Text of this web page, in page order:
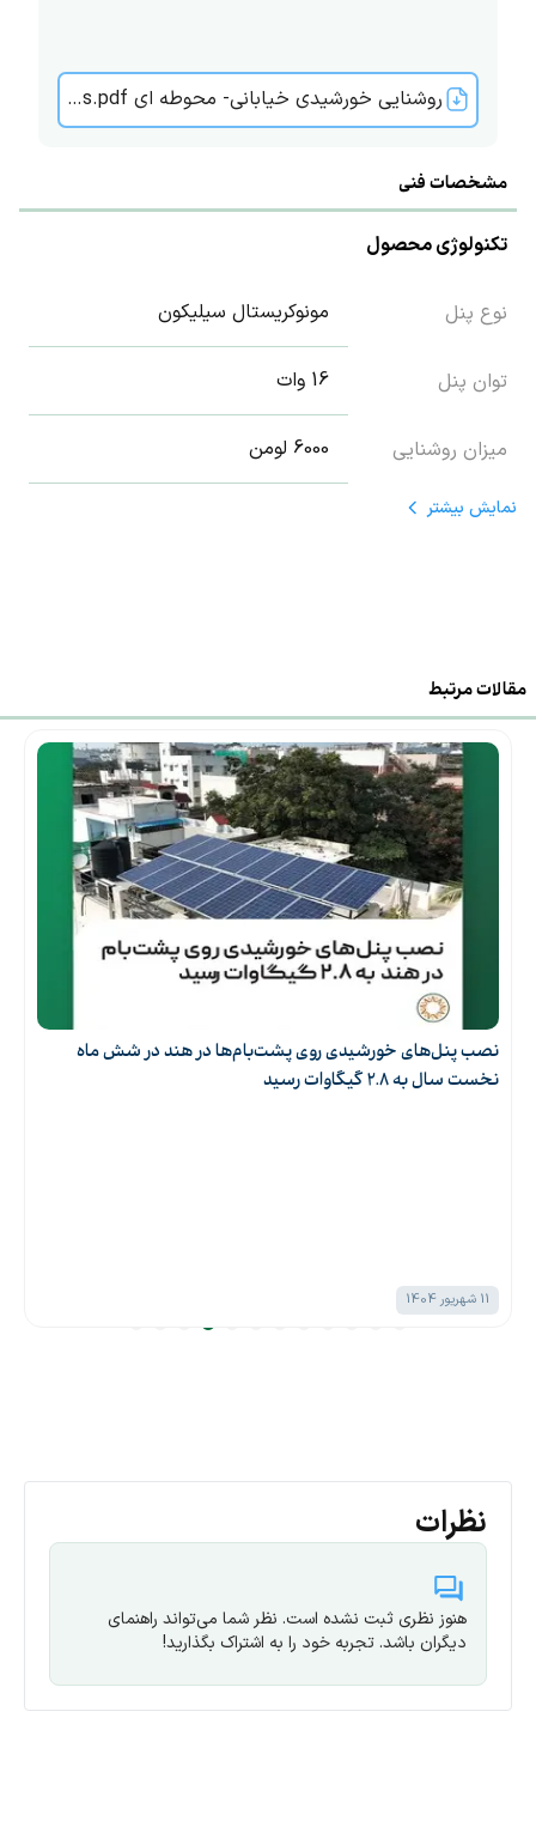
روشنایی خورشیدی خیابانی- محوطه ای New Jet Plus.pdf
مشخصات فنی
تکنولوژی محصول
نوع پنل مونوکریستال سیلیکون
توان پنل 16 وات
میزان روشنایی 6000 لومن
نمایش بیشتر
مقالات مرتبط
نصب پنل‌های خورشیدی روی پشت‌بام‌ها در هند در شش ماه
نخست سال به ۲.۸ گیگاوات رسید
11 شهریور 1404
نظرات
هنوز نظری ثبت نشده است. نظر شما می‌تواند راهنمای
دیگران باشد. تجربه خود را به اشتراک بگذارید!